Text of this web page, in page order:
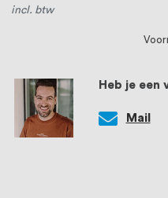
Heb je
Mail
incl. btw